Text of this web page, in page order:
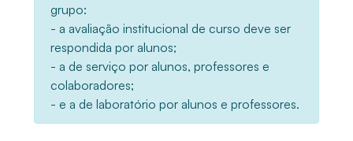
grupo:
- a avaliação institucional de curso deve ser
respondida por alunos;
- a de serviço por alunos, professores e
colaboradores;
- e a de laboratório por alunos e professores.